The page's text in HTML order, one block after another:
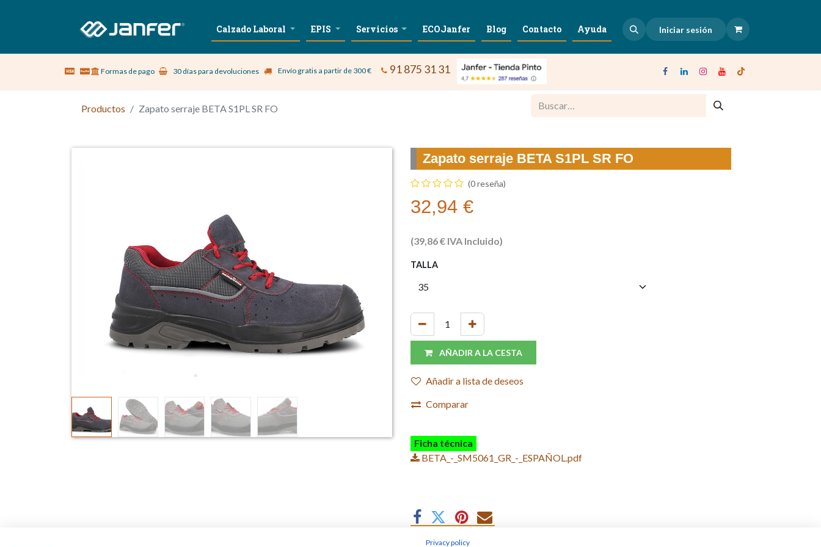
Sobre nosotros Vestuario Laboral Calzado Laboral EPIS Servicios ECOJanfer Blog Contacto Ayuda Iniciar sesión
Formas de pago 30 días para devoluciones Envío gratis a partir de 300 € 91 875 31 31
Productos Zapato serraje BETA S1PL SR FO
Zapato serraje BETA S1PL SR FO
(0 reseña)
32,94 €
(39,86€ IVA Incluido)
TALLA
AÑADIR A LA CESTA
Añadir a lista de deseos
Comparar
Ficha técnica
BETA_-_SM5061_GR_-_ESPAÑOL.pdf
Privacy policy